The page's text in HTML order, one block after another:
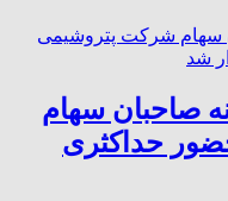
صاحبان سهام
حداکثری